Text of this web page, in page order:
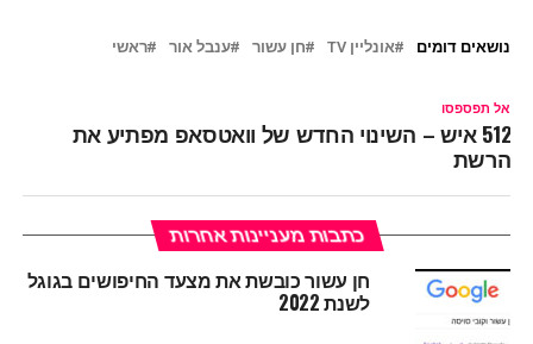
נושאים דומים אונליין TV חן עשור ענבל אור ראשי
אל תפספסו
512 איש – השינוי החדש של וואטסאפ מפתיע את
הרשת
כתבות מעניינות אחרות
חן עשור כובשת את מצעד החיפושים בגוגל
לשנת 2022